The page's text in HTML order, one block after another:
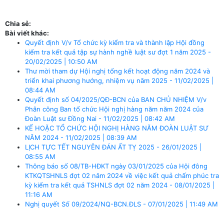
Chia sẻ:
Bài viết khác:
Quyết định V/v Tổ chức kỳ kiểm tra và thành lập Hội đồng
kiểm tra kết quả tập sự hành nghề luật sư đợt 1 năm 2025 -
20/02/2025 | 10:50 AM
Thư mời tham dự Hội nghị tổng kết hoạt động năm 2024 và
triển khai phương hướng, nhiệm vụ năm 2025 - 11/02/2025 |
08:44 AM
Quyết định số 04/2025/QĐ-BCN của BAN CHỦ NHIỆM V/v
Phân công Ban tổ chức Hội nghị hàng năm năm 2024 của
Đoàn Luật sư Đồng Nai - 11/02/2025 | 08:42 AM
KẾ HOẶC TỔ CHỨC HỘI NGHỊ HÀNG NĂM ĐOÀN LUẬT SƯ
NĂM 2024 - 11/02/2025 | 08:39 AM
LỊCH TỰC TẾT NGUYÊN ĐÁN ẤT TỴ 2025 - 26/01/2025 |
08:55 AM
Thông báo số 08/TB-HĐKT ngày 03/01/2025 của Hội đông
KTKQTSHNLS đợt 02 năm 2024 về việc kết quả chấm phúc tra
kỳ kiểm tra kết quả TSHNLS đợt 02 năm 2024 - 08/01/2025 |
11:16 AM
Nghị quyết Số 09/2024/NQ-BCN.ĐLS - 07/01/2025 | 11:49 AM